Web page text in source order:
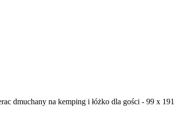
dmuchany na kemping i łóżko dla gości - 99 x 191